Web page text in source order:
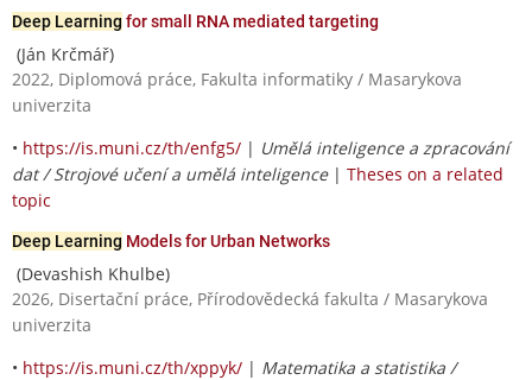
Deep Learning for small RNA mediated targeting
(Ján Krčmář)
2022, Diplomová práce, Fakulta informatiky / Masarykova
univerzita
• https://is.muni.cz/th/enfg5/ | Umělá inteligence a zpracování
dat / Strojové učení a umělá inteligence| Theses on a related
topic
Deep Learning Models for Urban Networks
(Devashish Khulbe)
2026, Disertační práce, Přírodovědecká fakulta / Masarykova
univerzita
• https://is.muni.cz/th/xppyk/ | Matematika a statistika /